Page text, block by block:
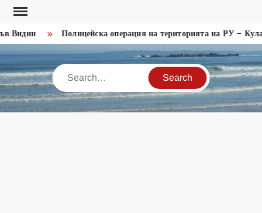
Skip
content
Полицейска операция на територията на РУ – Кула
Search